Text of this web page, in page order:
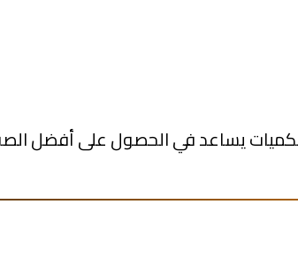
يساعد في الحصول على أفضل